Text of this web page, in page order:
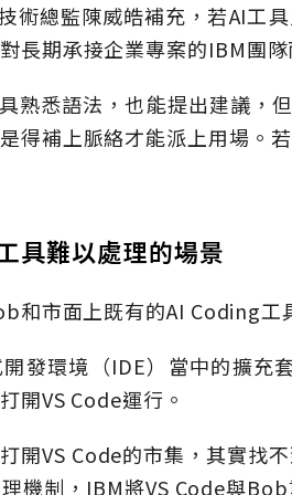
術總監陳威皓補充，若AI工
長期承接企業專案的IBM團
熟悉語法，也能提出建議，
得補上脈絡才能派上用場。
具難以處理的場景
和市面上既有的AI Coding工
發環境（IDE）當中的擴充
開VS Code運行。
開VS Code的市集，其實找
機制，IBM將VS Code與